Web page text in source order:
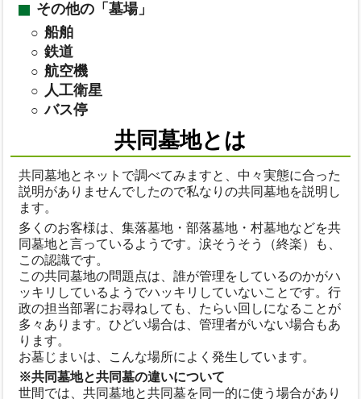
その他の「墓場」
船舶
鉄道
航空機
人工衛星
バス停
共同墓地とは
共同墓地とネットで調べてみますと、中々実態に合った
説明がありませんでしたので私なりの共同墓地を説明し
ます。
多くのお客様は、集落墓地・部落墓地・村墓地などを共
同墓地と言っているようです。涙そうそう（終楽）も、
この認識です。
この共同墓地の問題点は、誰が管理をしているのかがハ
ッキリしているようでハッキリしていないことです。行
政の担当部署にお尋ねしても、たらい回しになることが
多々あります。ひどい場合は、管理者がいない場合もあ
ります。
お墓じまいは、こんな場所によく発生しています。
※共同墓地と共同墓の違いについて
世間では、共同墓地と共同墓を同一的に使う場合があり